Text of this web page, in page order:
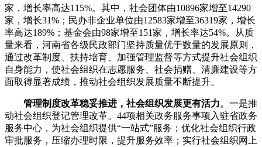
家，增长率高达115%。其中，社会团体由10896家增至14290
家，增长31%；民办非企业单位由12583家增至36319家，增长
率高达189%；基金会由98家增至151家，增长率达54%。从质
量来看，河南省各级民政部门坚持质量优于数量的发展原则，
通过改革制度、扶持培育、加强管理监督等方式提升社会组织
自身能力，使社会组织在志愿服务、社会捐赠、清廉建设等方
面取得显著成绩，推动社会组织发展质量不断提升。
管理制度改革稳妥推进，社会组织发展更有活力。一是推
动社会组织登记管理改革。44项相关政务服务事项入驻省政务
服务中心，为社会组织提供“一站式”服务；优化社会组织行政
审批服务，压缩办理时限，提升服务效率；实行社会组织网上